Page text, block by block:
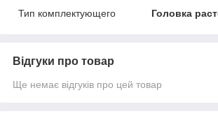
Тип комплектующего
Головка
Відгуки про товар
Ще немає відгуків про цей товар